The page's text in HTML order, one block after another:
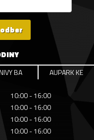
BA AUPARK KE
10:00 - 16:00
10:00 - 16:00
10:00 - 16:00
10:00 - 16:00